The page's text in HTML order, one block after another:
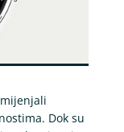
Dok su